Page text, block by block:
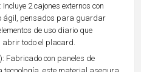
2 cajones externos con
ágil, pensados para guardar
de uso diario que
abrir todo el placard.
Fabricado con paneles de